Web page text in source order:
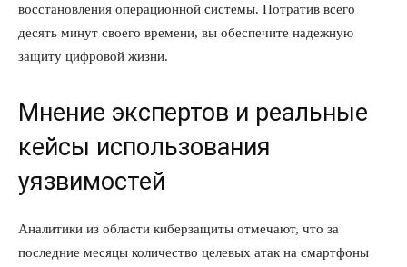
восстановления операционной системы. Потратив всего
десять минут своего времени, вы обеспечите надежную
защиту цифровой жизни.
Мнение экспертов и реальные
кейсы использования
уязвимостей
Аналитики из области киберзащиты отмечают, что за
последние месяцы количество целевых атак на смартфоны